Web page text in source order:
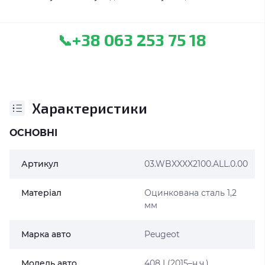
📞+38 063 253 75 18
Характеристики
ОСНОВНІ
Артикул 03.WBXXXX2100.ALL.0.00
Матеріал
Оцинкована сталь 1,2
мм
Марка авто Peugeot